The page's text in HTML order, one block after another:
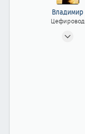
Владимир
Цефировод